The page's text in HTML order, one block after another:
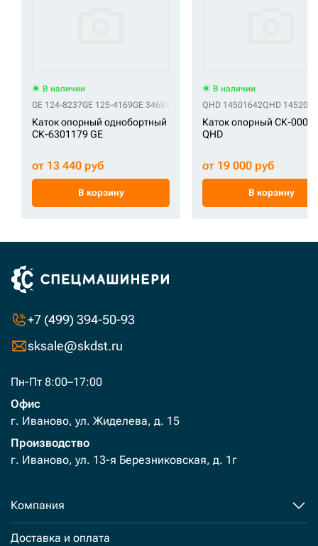
В наличии
GE 124-8237GE 125-4169GE 3468807 GE 346-8807GE 76606014 GE
Каток опорный однобортный
СК-6301179 GE
от 13 440 руб
В корзину
В наличии
QHD 14501642QHD
Каток опорный СК-
QHD
от 19 000 руб
В корзину
+7 (499) 394-50-93
sksale@skdst.ru
Пн-Пт 8:00–17:00
Офис
г. Иваново, ул. Жиделева, д. 15
Производство
г. Иваново, ул. 13-я Березниковская, д. 1г
Компания
Доставка и оплата